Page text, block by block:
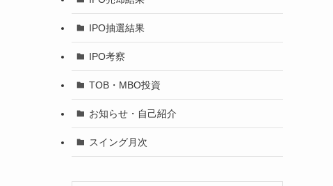
IPO抽選結果
IPO考察
TOB・MBO投資
お知らせ・自己紹介
スイング月次